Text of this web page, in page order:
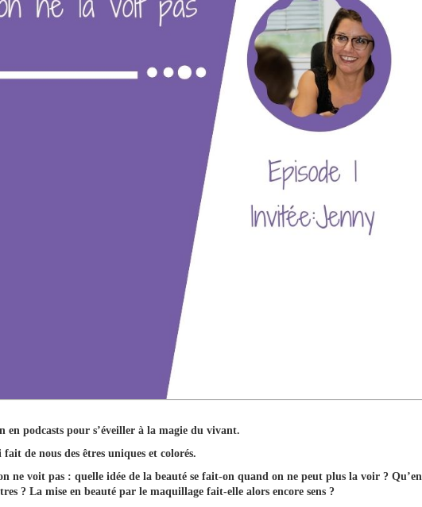
en podcasts pour s’éveiller à la magie du vivant.
de nous des êtres uniques et colorés.
ne voit pas : quelle idée de la beauté se fait-on quand on ne peut plus la voir ? Qu’en
? La mise en beauté par le maquillage fait-elle alors encore sens ?